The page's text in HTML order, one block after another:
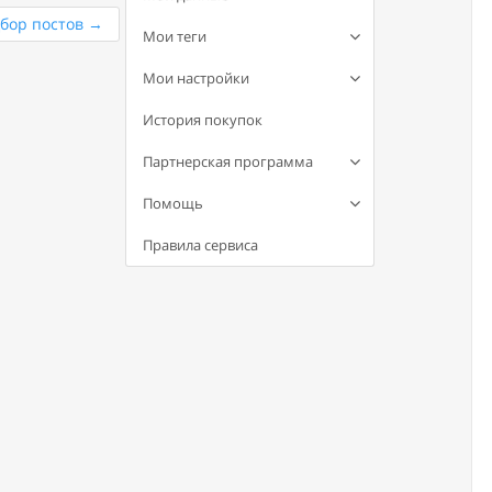
постов →
Мои теги
Мои настройки
История покупок
Партнерская программа
Помощь
Правила сервиса